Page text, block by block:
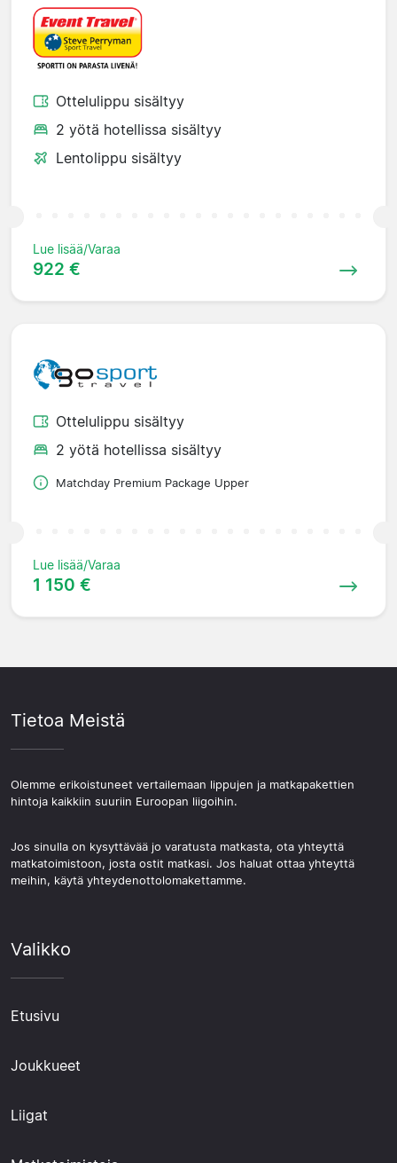
Ottelulippu sisältyy
2 yötä hotellissa sisältyy
Lentolippu sisältyy
Lue lisää/Varaa
922 €
Ottelulippu sisältyy
2 yötä hotellissa sisältyy
Matchday Premium Package Upper
Lue lisää/Varaa
1 150 €
Tietoa Meistä
Olemme erikoistuneet vertailemaan lippujen ja matkapakettien
hintoja kaikkiin suuriin Euroopan liigoihin.
Jos sinulla on kysyttävää jo varatusta matkasta, ota yhteyttä
matkatoimistoon, josta ostit matkasi. Jos haluat ottaa yhteyttä
meihin, käytä yhteydenottolomakettamme.
Valikko
Etusivu
Joukkueet
Liigat